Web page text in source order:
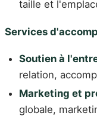
taille et
Services
Soutien à
relation,
Marketing et
globale,